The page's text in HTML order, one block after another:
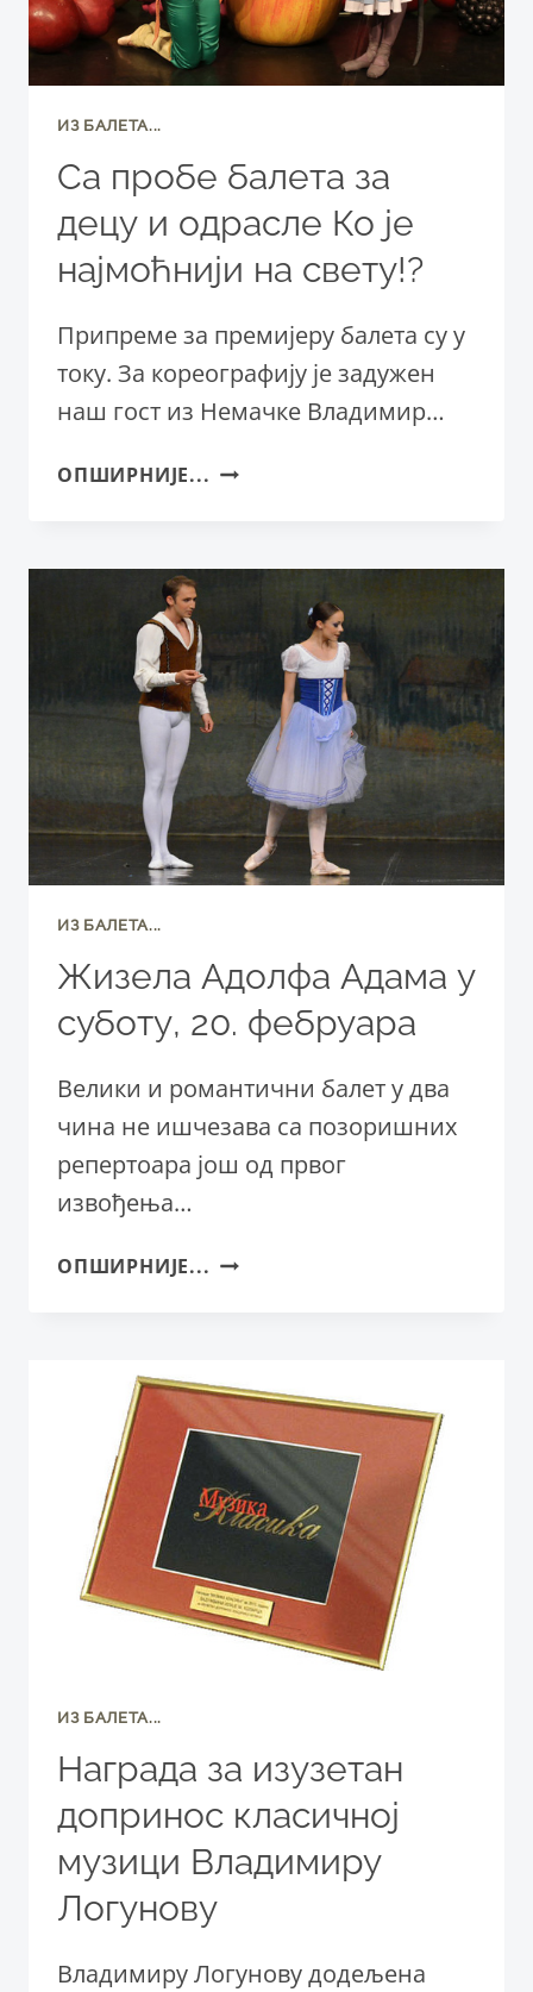
ИЗ БАЛЕТА...
Са пробе балета за
децу и одрасле Ко је
најмоћнији на свету!?
Припреме за премијеру балета су у
току. За кореографију је задужен
наш гост из Немачке Владимир…
ОПШИРНИЈЕ... СА
ОДРАСЛЕ
КО
ЈЕ
НАЈМОЋНИЈИ
СВЕТУ!?
ИЗ БАЛЕТА...
Жизела Адолфа Адама у
суботу, 20. фебруара
Велики и романтични балет у два
чина не ишчезава са позоришних
репертоара још од првог
извођења…
ОПШИРНИЈЕ... ЖИЗЕЛА
СУБОТУ,
20.
ФЕБРУАРА
ИЗ БАЛЕТА...
Награда за изузетан
допринос класичној
музици Владимиру
Логунову
Владимиру Логунову додељена